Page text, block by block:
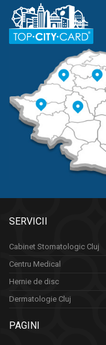
SERVICII
Cabinet Stomatologic Cluj
Centru Medical
Hernie de disc
Dermatologie Cluj
PAGINI